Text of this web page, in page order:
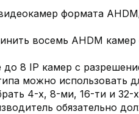
формата
восемь AHDМ
8 IP камер с
можно
4-х, 8-ми, 16-ти и 32-
обязательно